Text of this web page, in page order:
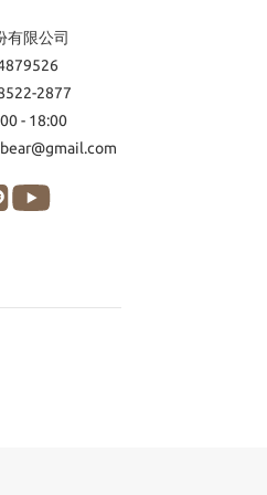
有限公司
2877
- 18:00